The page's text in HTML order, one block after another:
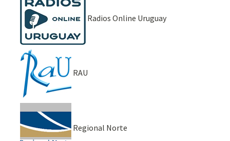
Radios Online Uruguay
RAU
Regional Norte